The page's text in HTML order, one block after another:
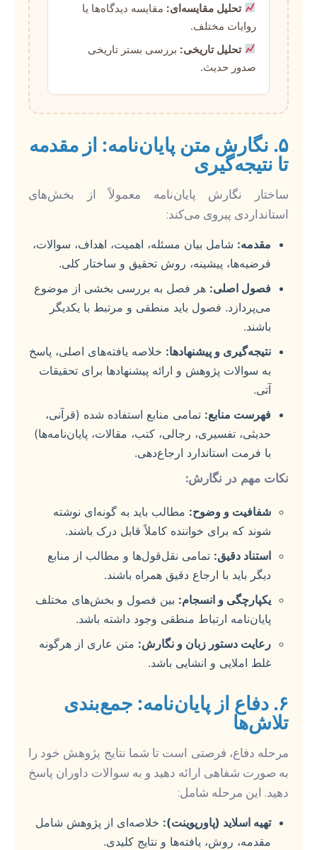
تحلیل مقایسه‌ای: مقایسه دیدگاه‌ها یا
روایات مختلف.
تحلیل تاریخی: بررسی بستر تاریخی
صدور حدیث.
۵. نگارش متن پایان‌نامه: از مقدمه
تا نتیجه‌گیری
ساختار نگارش پایان‌نامه معمولاً از بخش‌های
استانداردی پیروی می‌کند:
مقدمه: شامل بیان مسئله، اهمیت، اهداف، سوالات،
فرضیه‌ها، پیشینه، روش تحقیق و ساختار کلی.
فصول اصلی: هر فصل به بررسی بخشی از موضوع
می‌پردازد. فصول باید منطقی و مرتبط با یکدیگر
باشند.
نتیجه‌گیری و پیشنهادها: خلاصه یافته‌های اصلی، پاسخ
به سوالات پژوهش و ارائه پیشنهادها برای تحقیقات
آتی.
فهرست منابع: تمامی منابع استفاده شده (قرآنی،
حدیثی، تفسیری، رجالی، کتب، مقالات، پایان‌نامه‌ها)
با فرمت استاندارد ارجاع‌دهی.
نکات مهم در نگارش:
شفافیت و وضوح: مطالب باید به گونه‌ای نوشته
شوند که برای خواننده کاملاً قابل درک باشند.
استناد دقیق: تمامی نقل‌قول‌ها و مطالب از منابع
دیگر باید با ارجاع دقیق همراه باشند.
یکپارچگی و انسجام: بین فصول و بخش‌های مختلف
پایان‌نامه ارتباط منطقی وجود داشته باشد.
رعایت دستور زبان و نگارش: متن عاری از هرگونه
غلط املایی و انشایی باشد.
۶. دفاع از پایان‌نامه: جمع‌بندی
تلاش‌ها
مرحله دفاع، فرصتی است تا شما نتایج پژوهش خود را
به صورت شفاهی ارائه دهید و به سوالات داوران پاسخ
دهید. این مرحله شامل:
تهیه اسلاید (پاورپوینت): خلاصه‌ای از پژوهش شامل
مقدمه، روش، یافته‌ها و نتایج کلیدی.